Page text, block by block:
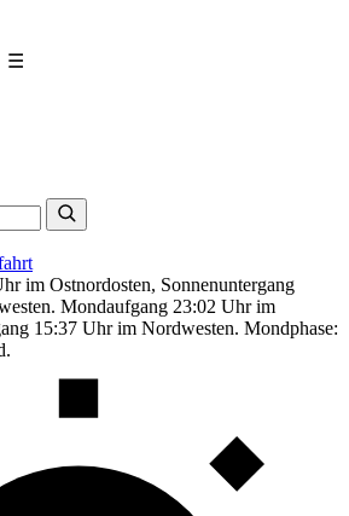
☰
im Ostnordosten, Sonnenuntergang
Mondaufgang 23:02 Uhr im
15:37 Uhr im Nordwesten. Mondphase: